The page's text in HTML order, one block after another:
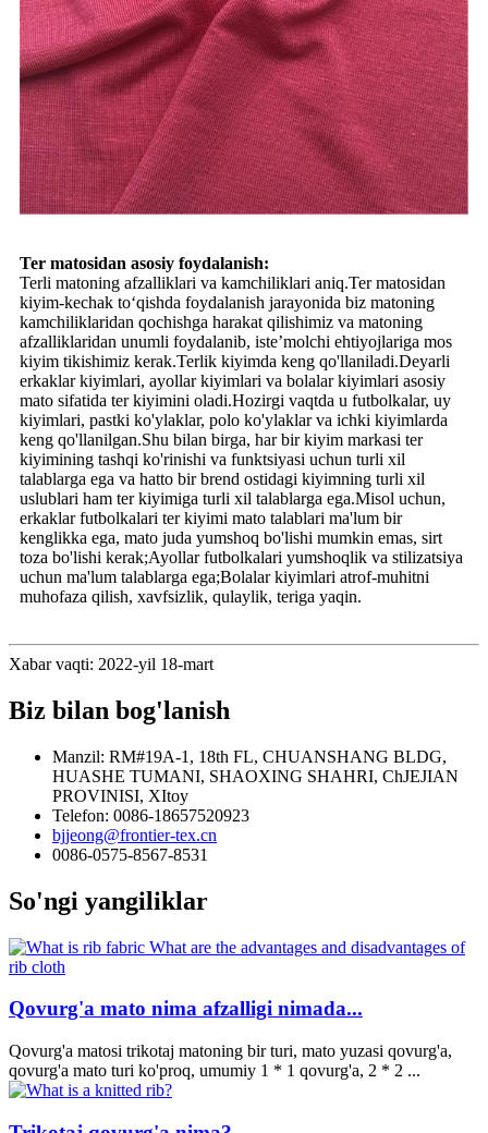
Ter matosidan asosiy foydalanish:
Terli matoning afzalliklari va kamchiliklari aniq.Ter matosidan
kiyim-kechak to‘qishda foydalanish jarayonida biz matoning
kamchiliklaridan qochishga harakat qilishimiz va matoning
afzalliklaridan unumli foydalanib, iste’molchi ehtiyojlariga mos
kiyim tikishimiz kerak.Terlik kiyimda keng qo'llaniladi.Deyarli
erkaklar kiyimlari, ayollar kiyimlari va bolalar kiyimlari asosiy
mato sifatida ter kiyimini oladi.Hozirgi vaqtda u futbolkalar, uy
kiyimlari, pastki ko'ylaklar, polo ko'ylaklar va ichki kiyimlarda
keng qo'llanilgan.Shu bilan birga, har bir kiyim markasi ter
kiyimining tashqi ko'rinishi va funktsiyasi uchun turli xil
talablarga ega va hatto bir brend ostidagi kiyimning turli xil
uslublari ham ter kiyimiga turli xil talablarga ega.Misol uchun,
erkaklar futbolkalari ter kiyimi mato talablari ma'lum bir
kenglikka ega, mato juda yumshoq bo'lishi mumkin emas, sirt
toza bo'lishi kerak;Ayollar futbolkalari yumshoqlik va stilizatsiya
uchun ma'lum talablarga ega;Bolalar kiyimlari atrof-muhitni
muhofaza qilish, xavfsizlik, qulaylik, teriga yaqin.
Xabar vaqti: 2022-yil 18-mart
Biz bilan bog'lanish
Manzil: RM#19A-1, 18th FL, CHUANSHANG BLDG,
HUASHE TUMANI, SHAOXING SHAHRI, ChJEJIAN
PROVINISI, XItoy
Telefon: 0086-18657520923
bjjeong@frontier-tex.cn
0086-0575-8567-8531
So'ngi yangiliklar
Qovurg'a mato nima afzalligi nimada...
Qovurg'a matosi trikotaj matoning bir turi, mato yuzasi qovurg'a,
qovurg'a mato turi ko'proq, umumiy 1 * 1 qovurg'a, 2 * 2 ...